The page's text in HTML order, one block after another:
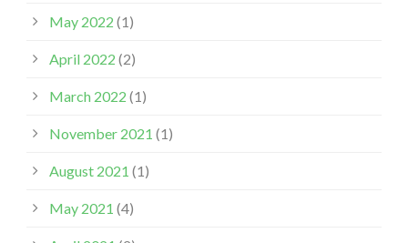
May 2022 (1)
April 2022 (2)
March 2022 (1)
November 2021 (1)
August 2021 (1)
May 2021 (4)